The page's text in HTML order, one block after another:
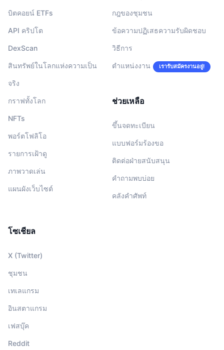
บิตคอยน์ ETFs
API คริปโต
DexScan
สินทรัพย์ในโลกแห่งความเป็น
จริง
กราฟทั้งโลก
NFTs
พอร์ตโฟลิโอ
รายการเฝ้าดู
ภาพวาดเล่น
แผนผังเว็บไซต์
กฎของชุมชน
ข้อความปฏิเสธความรับผิดชอบ
วิธีการ
ตำแหน่งงาน เรารับสมัครงานอยู่!
ช่วยเหลือ
ขึ้นจดทะเบียน
แบบฟอร์มร้องขอ
ติดต่อฝ่ายสนับสนุน
คำถามพบบ่อย
คลังคำศัพท์
โซเชียล
X (Twitter)
ชุมชน
เทเลแกรม
อินสตาแกรม
เฟสบุ๊ค
Reddit